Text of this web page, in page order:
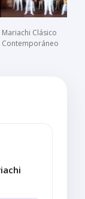
Mariachi Clásico
Contemporáneo